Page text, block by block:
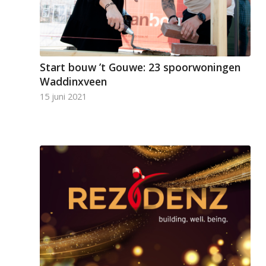
Start bouw ’t Gouwe: 23 spoorwoningen
Waddinxveen
15 juni 2021